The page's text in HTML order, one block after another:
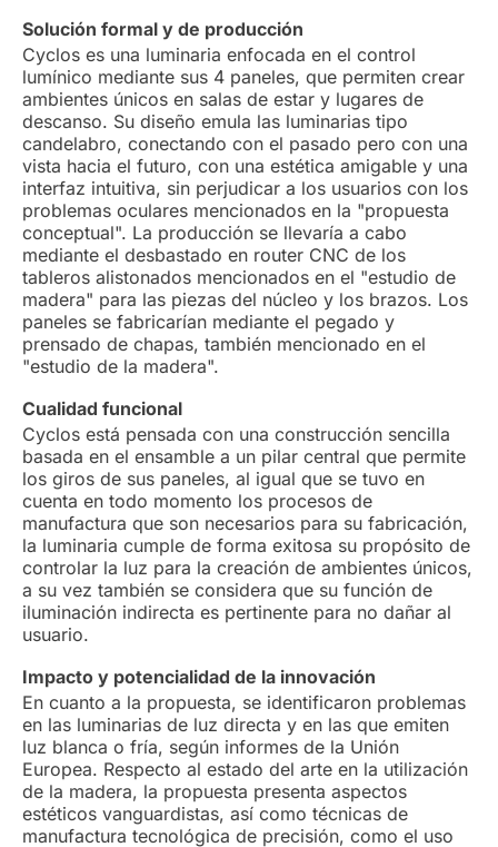
Solución formal y de producción
Cyclos es una luminaria enfocada en el control
lumínico mediante sus 4 paneles, que permiten crear
ambientes únicos en salas de estar y lugares de
descanso. Su diseño emula las luminarias tipo
candelabro, conectando con el pasado pero con una
vista hacia el futuro, con una estética amigable y una
interfaz intuitiva, sin perjudicar a los usuarios con los
problemas oculares mencionados en la "propuesta
conceptual". La producción se llevaría a cabo
mediante el desbastado en router CNC de los
tableros alistonados mencionados en el "estudio de
madera" para las piezas del núcleo y los brazos. Los
paneles se fabricarían mediante el pegado y
prensado de chapas, también mencionado en el
"estudio de la madera".
Cualidad funcional
Cyclos está pensada con una construcción sencilla
basada en el ensamble a un pilar central que permite
los giros de sus paneles, al igual que se tuvo en
cuenta en todo momento los procesos de
manufactura que son necesarios para su fabricación,
la luminaria cumple de forma exitosa su propósito de
controlar la luz para la creación de ambientes únicos,
a su vez también se considera que su función de
iluminación indirecta es pertinente para no dañar al
usuario.
Impacto y potencialidad de la innovación
En cuanto a la propuesta, se identificaron problemas
en las luminarias de luz directa y en las que emiten
luz blanca o fría, según informes de la Unión
Europea. Respecto al estado del arte en la utilización
de la madera, la propuesta presenta aspectos
estéticos vanguardistas, así como técnicas de
manufactura tecnológica de precisión, como el uso